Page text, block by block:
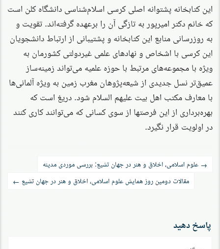
این کتابخانه پشتوانه اصلی کرسی اسلام‌شناسی دانشگاه کلن است
که خانم دکتر امیرپور به تازگی آن را برعهده گرفته‌اند. تقویت و
به روزرسانی منابع این کتابخانه و پشتیبانی از ارتباط دانشجویان
این کرسی با اشخاص و نهادهای علمی غیردولتی کشورمان به
ویژه با مجموعه‌های مرتبط با حوزه علمیه می‌تواند زمینه‌ساز
عمیق‌تر نسل جدیدی از شیعه‌پژوهان مغرب زمین به ویژه آلمانی‌ها
با معارف مکتب اهل بیت علیهم السلام شود. دریغ است که
بهره‌برداری از این فرصتها از سوی کسانی که می‌توانند کاری کنند
در اولویت قرار نگیرد.
راه‌بری
نوشته
→ علوم اسلامی، اخلاق و هنر در جهان تشیع: بررسی موردی مدینه
مقالات دومین روز همایش علوم اسلامی، اخلاق و هنر در جهان تشیع ←
پاسخ دهید